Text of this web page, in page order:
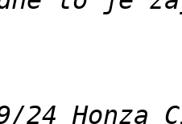
24 Honza